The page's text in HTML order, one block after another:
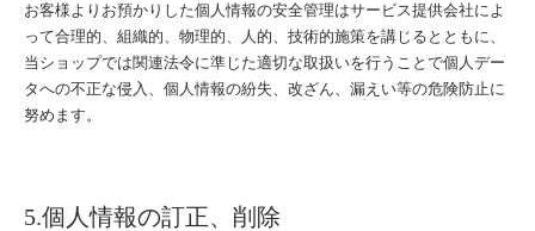
お客様よりお預かりした個人情報の安全管理はサービス提供会社によ
って合理的、組織的、物理的、人的、技術的施策を講じるとともに、
当ショップでは関連法令に準じた適切な取扱いを行うことで個人デー
タへの不正な侵入、個人情報の紛失、改ざん、漏えい等の危険防止に
努めます。
5.個人情報の訂正、削除